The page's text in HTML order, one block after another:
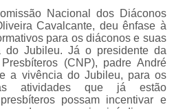
Nacional dos Diáconos
Cavalcante, deu ênfase à
para os diáconos e suas
do Jubileu. Já o presidente da
(CNP), padre André
a vivência do Jubileu, para os
atividades que já estão
possam incentivar e